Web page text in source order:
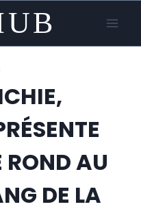
ROND AU
DE LA